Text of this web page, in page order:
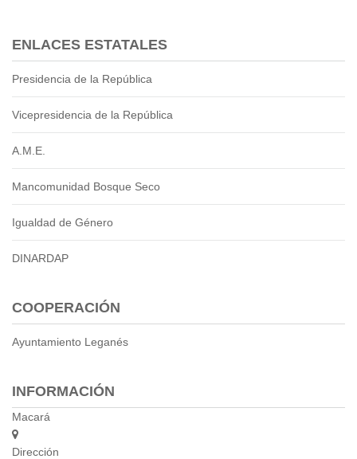
ENLACES ESTATALES
Presidencia de la República
Vicepresidencia de la República
A.M.E.
Mancomunidad Bosque Seco
Igualdad de Género
DINARDAP
COOPERACIÓN
Ayuntamiento Leganés
INFORMACIÓN
Macará
Dirección